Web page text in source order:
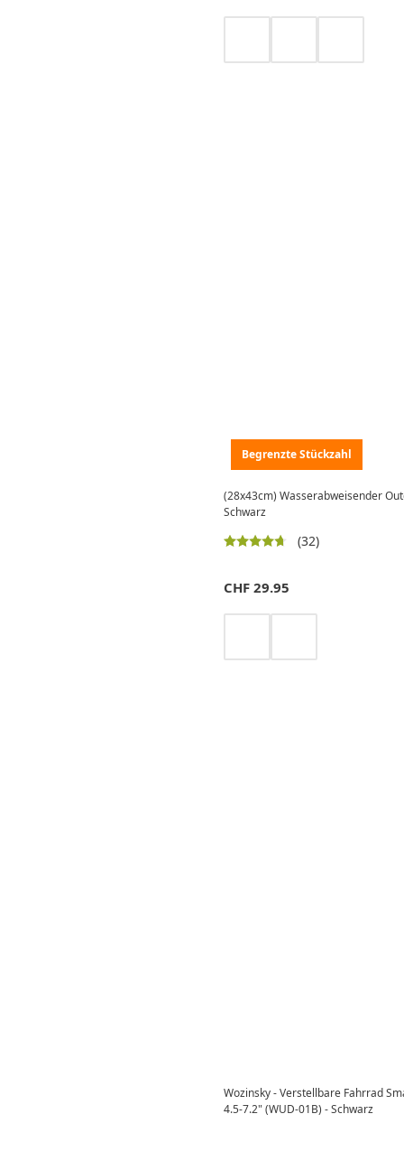
Begrenzte Stückzahl
(28x43cm) Wasserabweisender
Schwarz
(32)
CHF 29.95
Wozinsky - Verstellbare Fahrrad
4.5-7.2" (WUD-01B) - Schwarz